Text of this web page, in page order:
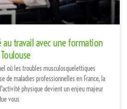
au travail avec une formation
où les troubles musculosquelettiques
de maladies professionnelles en France, la
physique devient un enjeu majeur
vous